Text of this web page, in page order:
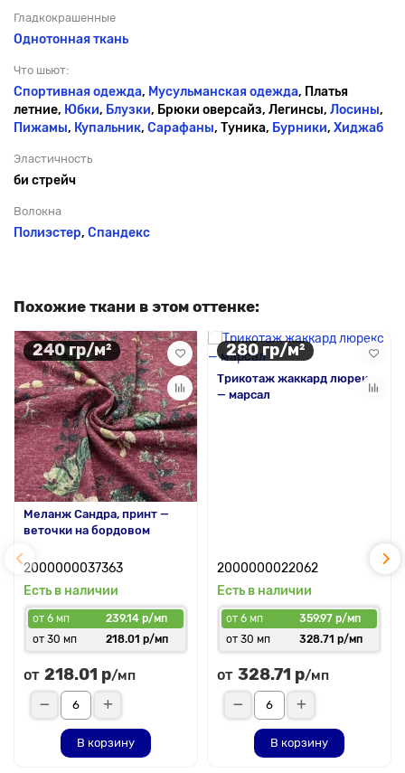
Гладкокрашенные
Однотонная ткань
Что шьют:
Спортивная одежда, Мусульманская одежда, Платья
летние, Юбки, Блузки, Брюки оверсайз, Легинсы, Лосины,
Пижамы, Купальник, Сарафаны, Туника, Бурники, Хиджаб
Эластичность
би стрейч
Волокна
Полиэстер, Спандекс
Похожие ткани в этом оттенке:
240 гр/м²
Меланж Сандра, принт —
веточки на бордовом
2000000037363
Есть в наличии
от 6 мп
239.14 р/мп
от 30 мп
218.01 р/мп
от 218.01 р/мп
В корзину
280 гр/м²
Трикотаж жаккард люрекс
— марсал
2000000022062
Есть в наличии
от 6 мп
359.97 р/мп
от 30 мп
328.71 р/мп
от 328.71 р/мп
В корзину